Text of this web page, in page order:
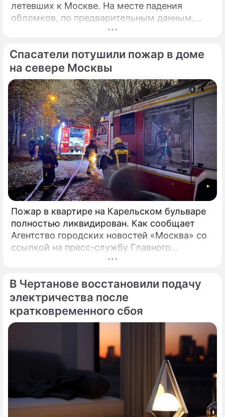
летевших к Москве. На месте падения
обломков, по предварительным данным,
разрушений и пострадавших нет. На месте
Спасатели потушили пожар в доме
на севере Москвы
Пожар в квартире на Карельском бульваре
полностью ликвидирован. Как сообщает
Агентство городских новостей «Москва» со
ссылкой на пресс-службу Главного
управления МЧС России по столице,
В Чертанове восстановили подачу
электричества после
кратковременного сбоя